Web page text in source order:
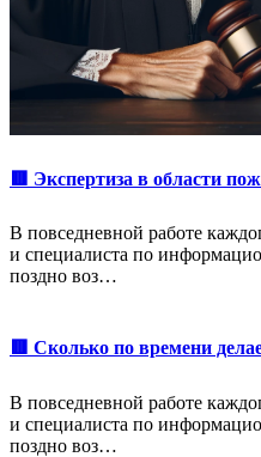
🟥 Экспертиза в области
В повседневной работе
и специалиста по
поздно воз…
🟥 Сколько по времени
В повседневной работе
и специалиста по
поздно воз…